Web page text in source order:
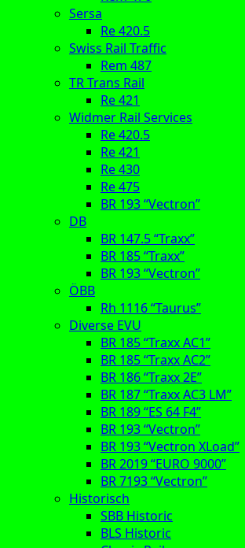
Sersa
Re 420.5
Swiss Rail Traffic
Rem 487
TR Trans Rail
Re 421
Widmer Rail Services
Re 420.5
Re 421
Re 430
Re 475
BR 193 “Vectron”
DB
BR 147.5 “Traxx”
BR 185 “Traxx”
BR 193 “Vectron”
ÖBB
Rh 1116 “Taurus”
Diverse EVU
BR 185 “Traxx AC1”
BR 185 “Traxx AC2”
BR 186 “Traxx 2E”
BR 187 “Traxx AC3 LM”
BR 189 “ES 64 F4”
BR 193 “Vectron”
BR 193 “Vectron XLoad”
BR 2019 “EURO 9000”
BR 7193 “Vectron”
Historisch
SBB Historic
BLS Historic